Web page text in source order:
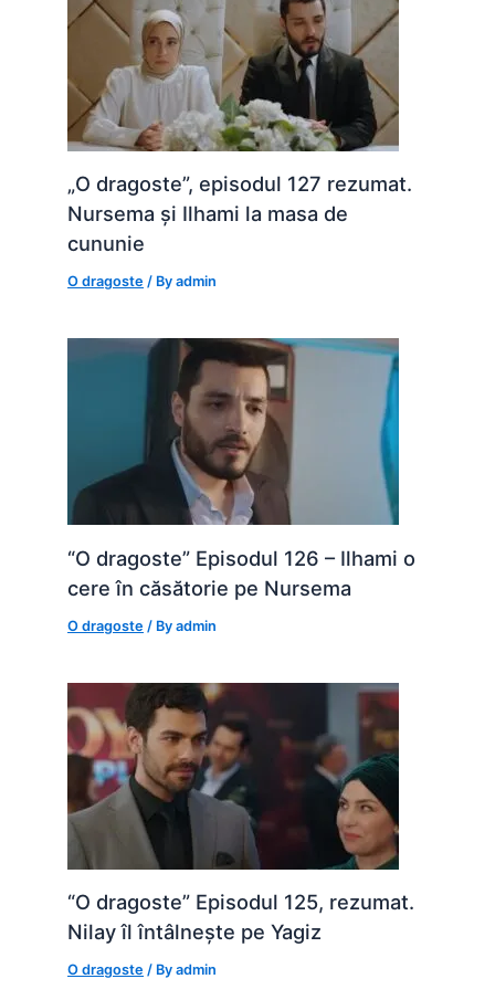
„O dragoste”, episodul 127 rezumat.
Nursema și Ilhami la masa de
cununie
O dragoste / Byadmin
“O dragoste” Episodul 126 – Ilhami o
cere în căsătorie pe Nursema
O dragoste / Byadmin
“O dragoste” Episodul 125, rezumat.
Nilay îl întâlnește pe Yagiz
O dragoste / Byadmin